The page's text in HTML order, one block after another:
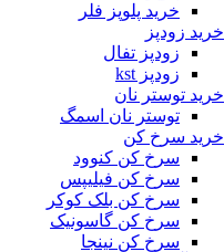
خرید پلوپز فلر
خرید زودپز
زودپز تفال
زودپز kst
خرید توستر نان
توستر نان اسمگ
خرید سرخ کن
سرخ کن کنوود
سرخ کن فیلیپس
سرخ کن بلک کوکر
سرخ کن گاسونیک
سرخ کن نینجا